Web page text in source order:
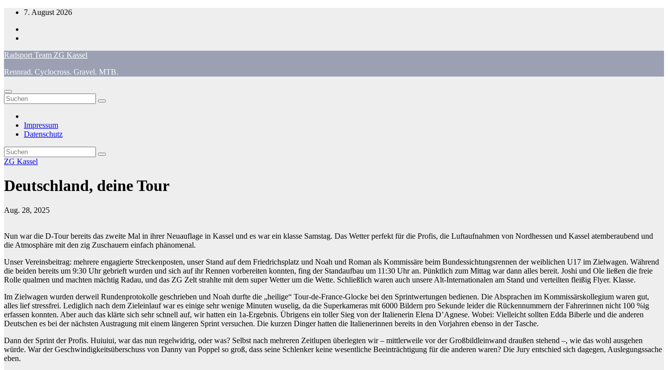
Zum
springen
7. August 2026
Radsport Team ZG Kassel
Rennrad. Cyclocross. Gravel. MTB.
Impressum
Datenschutz
ZG Kassel
Deutschland, deine Tour
Aug. 28, 2025
Nun war die D-Tour bereits das zweite Mal in ihrer Neuauflage in Kassel und es war ein klasse Samstag. Das Wetter perfekt für die Profis, die Luftaufnahmen von Nordhessen und Kassel atemberaubend und
die Atmosphäre mit den zig Zuschauern einfach phänomenal.
Unser Vereinsbeitrag: mehrere engagierte Streckenposten, unser Stand auf dem Friedrichsplatz und Noah und Roman als Kommissäre beim Bundessichtungsrennen der weiblichen U17 im Zielwagen. Während
die beiden bereits um 9:30 Uhr gebrieft wurden und sich auf ihr Rennen vorbereiten konnten, fing der Standaufbau um 11:30 Uhr an. Pünktlich zum Mittag war dann alles bereit. Joshi und Ole ließen die freie
Rolle qualmen und machten mächtig Radau, und das ZG Zelt strahlte mit dem super Wetter um die Wette. Schließlich waren auch unsere Alt-Internationalen am Stand und verteilten fleißig Flyer. Klasse.
Im Zielwagen wurden derweil Rundenprotokolle geschrieben und Noah durfte die „heilige“ Tour-de-France-Glocke bei den Sprintwertungen bedienen. Die Absprachen im Kommissärskollegium waren gut,
alles lief stressfrei. Lediglich nach dem Zieleinlauf war es einige sehr wenige Minuten wuselig, da die Superkameras mit 6000 Bildern pro Sekunde leider die Rückennummern der Fahrerinnen nicht 100 %ig
erfassen konnten. Aber auch das klärte sich sehr schnell auf, wir hatten ein 1a-Ergebnis. Übrigens ein toller Sieg von der Italienerin Elena D’Agnese. Wobei: Vielleicht sollten Edda Biberle und die anderen
Deutschen es bei der nächsten Austragung mit einem längeren Sprint versuchen. Die kurzen Dinger hatten die Italienerinnen bereits in den Vorjahren ebenso in der Tasche.
Dann der Sprint der Profis. Huiuiui, war das nun regelwidrig, oder was? Selbst nach mehreren Zeitlupen überlegten wir – mittlerweile vor der Großbildleinwand draußen stehend –, wie das wohl ausgehen
würde. War der Geschwindigkeitsüberschuss von Danny van Poppel so groß, dass seine Schlenker keine wesentliche Beeinträchtigung für die anderen waren? Die Jury entschied sich dagegen, Auslegungssache
eben.